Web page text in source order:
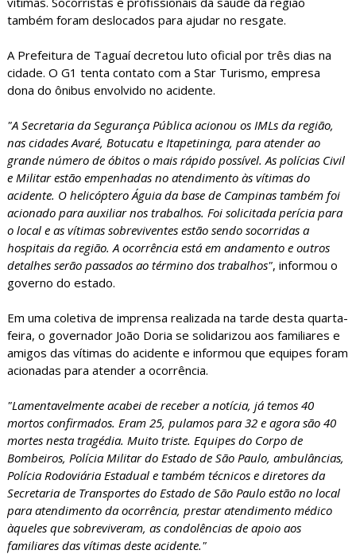
também foram deslocados para ajudar no resgate.
A Prefeitura de Taguaí decretou luto oficial por três dias na
cidade. O G1 tenta contato com a Star Turismo, empresa
dona do ônibus envolvido no acidente.
"A Secretaria da Segurança Pública acionou os IMLs da região,
nas cidades Avaré, Botucatu e Itapetininga, para atender ao
grande número de óbitos o mais rápido possível. As polícias Civil
e Militar estão empenhadas no atendimento às vítimas do
acidente. O helicóptero Águia da base de Campinas também foi
acionado para auxiliar nos trabalhos. Foi solicitada perícia para
o local e as vítimas sobreviventes estão sendo socorridas a
hospitais da região. A ocorrência está em andamento e outros
detalhes serão passados ao término dos trabalhos", informou o
governo do estado.
Em uma coletiva de imprensa realizada na tarde desta quarta-
feira, o governador João Doria se solidarizou aos familiares e
amigos das vítimas do acidente e informou que equipes foram
acionadas para atender a ocorrência.
"Lamentavelmente acabei de receber a notícia, já temos 40
mortos confirmados. Eram 25, pulamos para 32 e agora são 40
mortes nesta tragédia. Muito triste. Equipes do Corpo de
Bombeiros, Polícia Militar do Estado de São Paulo, ambulâncias,
Polícia Rodoviária Estadual e também técnicos e diretores da
Secretaria de Transportes do Estado de São Paulo estão no local
para atendimento da ocorrência, prestar atendimento médico
àqueles que sobreviveram, as condolências de apoio aos
familiares das vítimas deste acidente."